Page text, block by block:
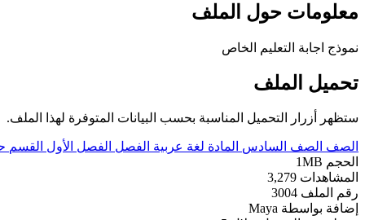
معلومات حول الملف
نموذج اجابة التعليم الخاص
تحميل الملف
ستظهر أزرار التحميل المناسبة بحسب البيانات المتوفرة لهذا الملف.
الصف الصف السادس المادة لغة عربية الفصل الفصل الأول القسم
الحجم 1MB
المشاهدات 3,279
رقم الملف 3004
إضافة بواسطة Maya